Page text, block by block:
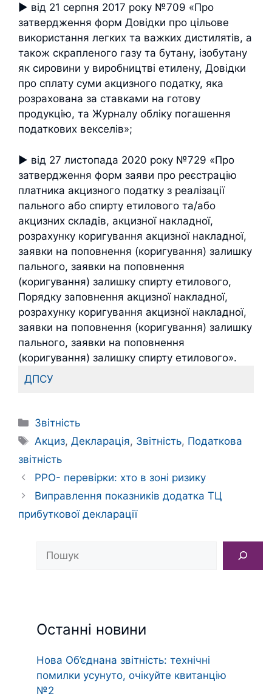
► від 21 серпня 2017 року №709 «Про
затвердження форм Довідки про цільове
використання легких та важких дистилятів, а
також скрапленого газу та бутану, ізобутану
як сировини у виробництві етилену, Довідки
про сплату суми акцизного податку, яка
розрахована за ставками на готову
продукцію, та Журналу обліку погашення
податкових векселів»;
► від 27 листопада 2020 року №729 «Про
затвердження форм заяви про реєстрацію
платника акцизного податку з реалізації
пального або спирту етилового та/або
акцизних складів, акцизної накладної,
розрахунку коригування акцизної накладної,
заявки на поповнення (коригування) залишку
пального, заявки на поповнення
(коригування) залишку спирту етилового,
Порядку заповнення акцизної накладної,
розрахунку коригування акцизної накладної,
заявки на поповнення (коригування) залишку
пального, заявки на поповнення
(коригування) залишку спирту етилового».
ДПСУ
Категорії
Звітність
Позначки
Акциз,Декларація, Звітність, Податкова
звітність
РРО- перевірки: хто в зоні ризику
Виправлення показників додатка ТЦ
прибуткової декларації
Останні новини
Нова Об’єднана звітність: технічні
помилки усунуто, очікуйте квитанцію
№2